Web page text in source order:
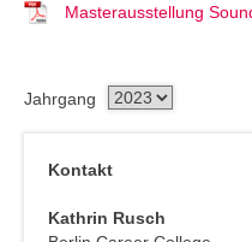
Masterausstellung
Jahrgang
Kontakt
Kathrin Rusch